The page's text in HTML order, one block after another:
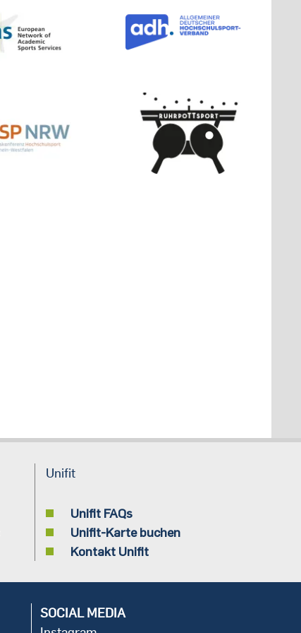
Unifit
Unifit FAQs
Unifit-Karte buchen
Kontakt Unifit
SOCIAL MEDIA